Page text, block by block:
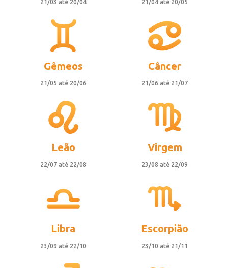
21/03 até 20/04 21/04 até 20/05
Gêmeos
21/05 até 20/06
Câncer
21/06 até 21/07
Leão
22/07 até 22/08
Virgem
23/08 até 22/09
Libra
23/09 até 22/10
Escorpião
23/10 até 21/11